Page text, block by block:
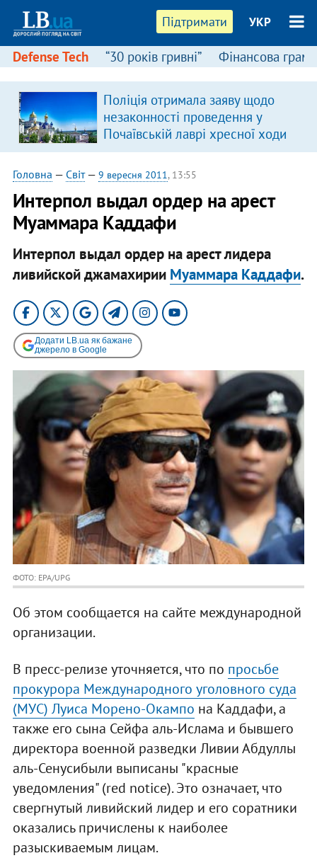
Підтримати УКР
Defense Tech “30 років гривні” Фінансова
Поліція отримала заяву щодо
незаконності проведення у
Почаївській лаврі хресної ходи
Головна — Світ— 9 вересня 2011, 13:55
Интерпол выдал ордер на арест
Муаммара Каддафи
Интерпол выдал ордер на арест лидера
ливийской джамахирии Муаммара Каддафи.
Додати LB.ua як бажане
джерело в Google
ФОТО: EPA/UPG
Об этом сообщается на сайте международной
организации.
В пресс-релизе уточняется, что по просьбе
прокурора Международного уголовного суда
(МУС) Луиса Морено-Окампо на Каддафи, а
также его сына Сейфа аль-Ислама и бывшего
директора военной разведки Ливии Абдуллы
аль-Сенусибыли выписаны "красные
уведомления" (red notice). Это означает, что
свергнутый ливийский лидер и его соратники
оказались причислены к наиболее
разыскиваемым лицам.